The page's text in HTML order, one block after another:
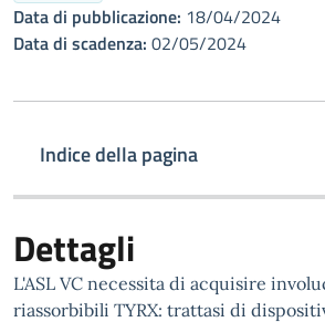
Data di pubblicazione: 18/04/2024
Data di scadenza: 02/05/2024
Indice della pagina
Dettagli
L'ASL VC necessita di acquisire
riassorbibili TYRX: trattasi di